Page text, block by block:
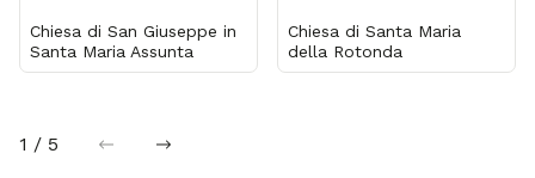
Chiesa di San Giuseppe in
Santa Maria Assunta
Chiesa di Santa Maria
della Rotonda
1 / 5 precedentesuccessiva